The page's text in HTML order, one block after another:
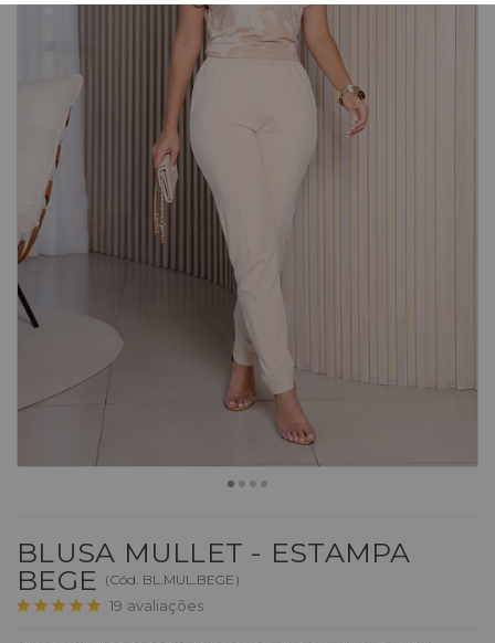
BLUSA MULLET - ESTAMPA
BEGE (Cód. BL.MUL.BEGE )
19 avaliações